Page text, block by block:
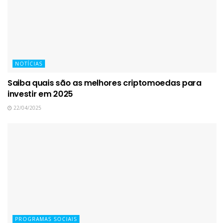
NOTÍCIAS
Saiba quais são as melhores criptomoedas para
investir em 2025
22/04/2025
PROGRAMAS SOCIAIS